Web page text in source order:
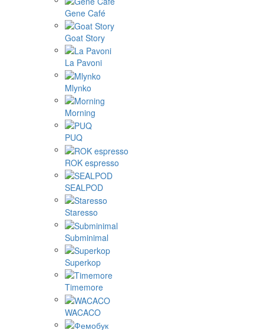
Gene Café
Goat Story
La Pavoni
Mlynko
Morning
PUQ
ROK espresso
SEALPOD
Staresso
Subminimal
Superkop
Timemore
WACACO